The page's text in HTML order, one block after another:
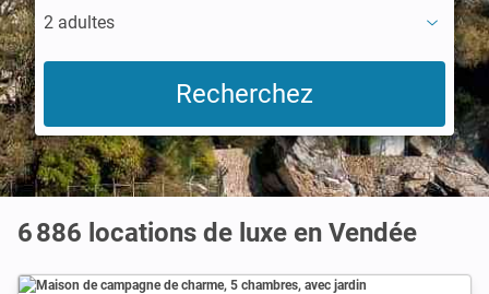
2 adultes
6 886 locations de luxe en Vendée